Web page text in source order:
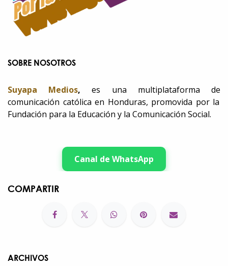
SOBRE NOSOTROS
Suyapa Medios, es una multiplataforma de
comunicación católica en Honduras, promovida por la
Fundación para la Educación y la Comunicación Social.
Canal de WhatsApp
COMPARTIR
ARCHIVOS